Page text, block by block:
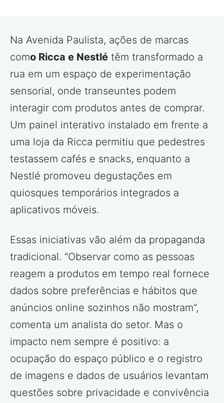
Na Avenida Paulista, ações de marcas
como Ricca e Nestlé têm transformado a
rua em um espaço de experimentação
sensorial, onde transeuntes podem
interagir com produtos antes de comprar.
Um painel interativo instalado em frente a
uma loja da Ricca permitiu que pedestres
testassem cafés e snacks, enquanto a
Nestlé promoveu degustações em
quiosques temporários integrados a
aplicativos móveis.
Essas iniciativas vão além da propaganda
tradicional. “Observar como as pessoas
reagem a produtos em tempo real fornece
dados sobre preferências e hábitos que
anúncios online sozinhos não mostram”,
comenta um analista do setor. Mas o
impacto nem sempre é positivo: a
ocupação do espaço público e o registro
de imagens e dados de usuários levantam
questões sobre privacidade e convivência